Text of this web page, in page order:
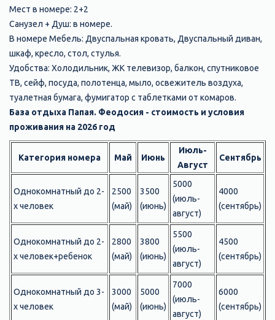
Мест в номере: 2+2
Санузел + Душ: в номере.
В номере Мебель: Двуспальная кровать, Двуспальный диван,
шкаф, кресло, стол, стулья.
Удобства: Холодильник, ЖК телевизор, балкон, спутниковое
ТВ, сейф, посуда, полотенца, мыло, освежитель воздуха,
туалетная бумага, фумигатор с таблетками от комаров.
База отдыха Папая. Феодосия - стоимость и условия
проживания на 2026 год
Категория номера Май Июнь
Июль-
Август
Сентябрь
Однокомнатный до 2-
х человек
2500
(май)
3500
(июнь)
5000
(июль-
август)
4000
(сентябрь)
Однокомнатный до 2-
х человек+ребенок
2800
(май)
3800
(июнь)
5500
(июль-
август)
4500
(сентябрь)
Однокомнатный до 3-
х человек
3000
(май)
5000
(июнь)
7000
(июль-
август)
6000
(сентябрь)